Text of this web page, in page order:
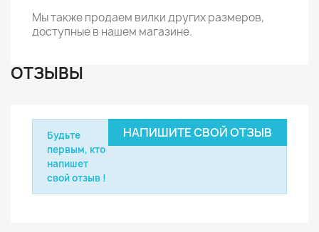
Мы также продаем вилки других размеров,
доступные в нашем магазине.
ОТЗЫВЫ
НАПИШИТЕ СВОЙ ОТЗЫВ
Будьте
первым, кто
напишет
свой отзыв !